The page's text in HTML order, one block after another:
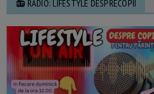
📻 RADIO: LIFESTYLE DESPRECOPII